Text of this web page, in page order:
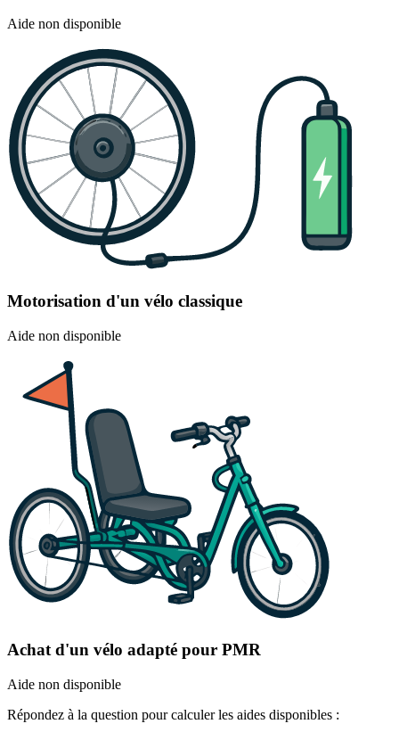
Aide non disponible
Motorisation d'un vélo classique
Aide non disponible
Achat d'un vélo adapté pour PMR
Aide non disponible
Répondez à la question pour calculer les aides disponibles :